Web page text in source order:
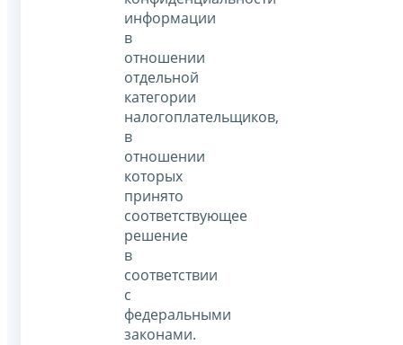
информации
в
отношении
отдельной
категории
налогоплательщиков,
в
отношении
которых
принято
соответствующее
решение
в
соответствии
с
федеральными
законами.